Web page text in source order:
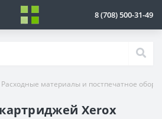
8 (708) 500-31-49
Расходные материалы и постпечатное
Xerox